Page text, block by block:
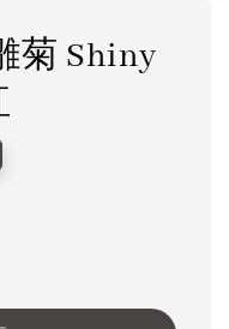
菊 Shiny